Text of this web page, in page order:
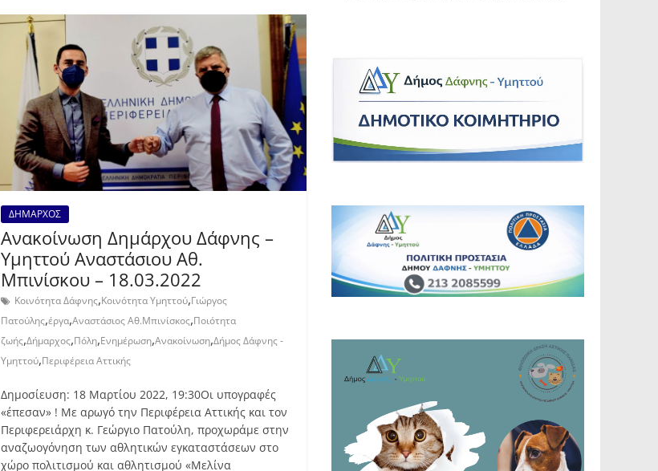
ΔΗΜΑΡΧΟΣ
Ανακοίνωση Δημάρχου Δάφνης –
Υμηττού Αναστάσιου Αθ.
Μπινίσκου – 18.03.2022
Κοινότητα Δάφνης,Κοινότητα Υμηττού,Γιώργος
Πατούλης,έργα,Αναστάσιος Αθ.Μπινίσκος,Ποιότητα
ζωής,Δήμαρχος,Πόλη,Ενημέρωση,Ανακοίνωση,Δήμος Δάφνης -
Υμηττού,Περιφέρεια Αττικής
Δημοσίευση: 18 Μαρτίου 2022, 19:30Οι υπογραφές
«έπεσαν» ! Με αρωγό την Περιφέρεια Αττικής και τον
Περιφερειάρχη κ. Γεώργιο Πατούλη, προχωράμε στην
αναζωογόνηση των αθλητικών εγκαταστάσεων στο
χώρο πολιτισμού και αθλητισμού «Μελίνα